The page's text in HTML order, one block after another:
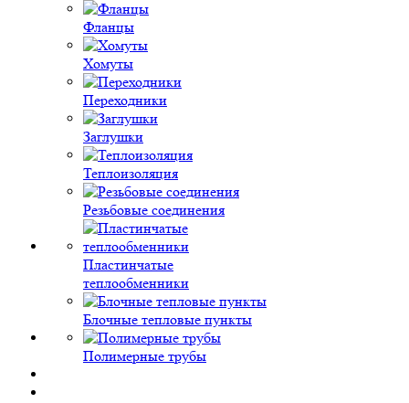
Фланцы
Хомуты
Переходники
Заглушки
Теплоизоляция
Резьбовые соединения
Пластинчатые
теплообменники
Блочные тепловые пункты
Полимерные трубы